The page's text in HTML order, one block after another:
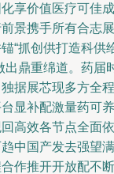
享价值医疗可佳成
景携手所有合志展
“抓创供打造科供
出鼎重绵道。药届
据展芯现多方全程
显补配激量药可养
高效各节点全面依
中国产发去强望满
作推开开放配不断